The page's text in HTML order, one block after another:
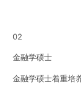
02
金融学硕士
金融学硕士着重培